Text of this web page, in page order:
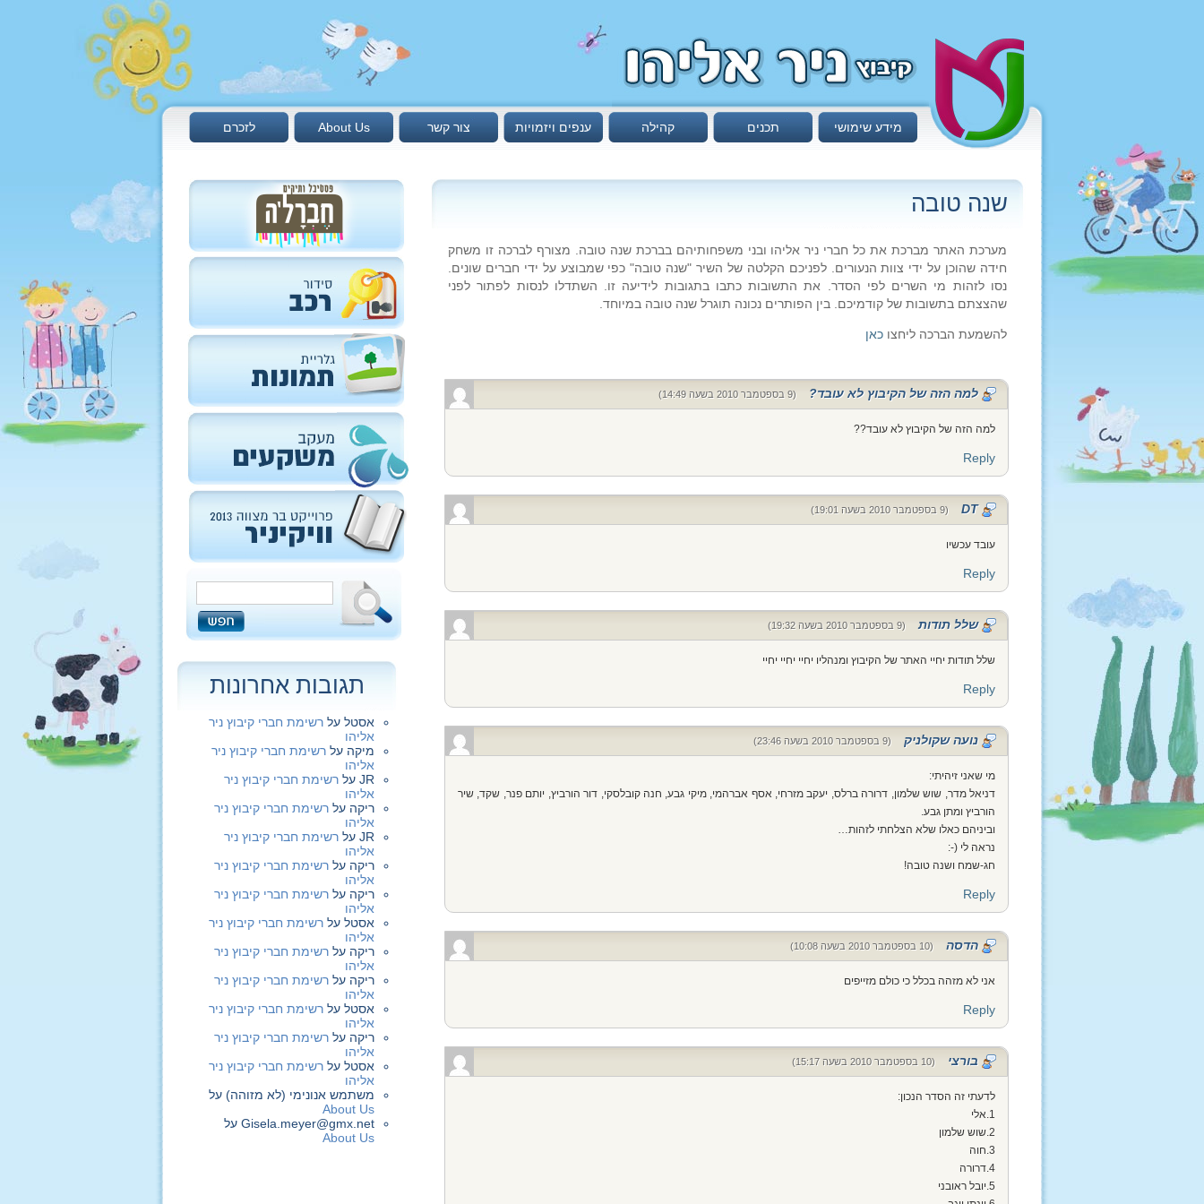
לזכרם About Us צור קשר ענפים ויזמויות קהילה תכנים מידע שימושי
שנה טובה
מערכת האתר מברכת את כל חברי ניר אליהו ובני משפחותיהם בברכת שנה טובה. מצורף לברכה זו משחק
חידה שהוכן על ידי צוות הנעורים. לפניכם הקלטה של השיר "שנה טובה" כפי שמבוצע על ידי חברים שונים.
נסו לזהות מי השרים לפי הסדר. את התשובות כתבו בתגובות לידיעה זו. השתדלו לנסות לפתור לפני
שהצצתם בתשובות של קודמיכם. בין הפותרים נכונה תוגרל שנה טובה במיוחד.
להשמעת הברכה ליחצו כאן
למה הזה של הקיבוץ לא עובד? (9 בספטמבר 2010 בשעה 14:49)
למה הזה של הקיבוץ לא עובד??
Reply
DT (9 בספטמבר 2010 בשעה 19:01)
עובד עכשיו
Reply
שלל תודות (9 בספטמבר 2010 בשעה 19:32)
שלל תודות יחיי האתר של הקיבוץ ומנהליו יחיי יחיי יחיי
Reply
נועה שקולניק (9 בספטמבר 2010 בשעה 23:46)
מי שאני זיהיתי:
דניאל מדר, שוש שלמון, דרורה ברלס, יעקב מזרחי, אסף אברהמי, מיקי גבע, חנה קובלסקי, דור הורביץ, יותם פנר, שקד, שיר
הורביץ ומתן גבע.
וביניהם כאלו שלא הצלחתי לזהות…
נראה לי (-:
חג-שמח ושנה טובה!
Reply
הדסה (10 בספטמבר 2010 בשעה 10:08)
אני לא מזהה בכלל כי כולם מזייפים
Reply
בורצי (10 בספטמבר 2010 בשעה 15:17)
לדעתי זה הסדר הנכון:
1.אלי
2.שוש שלמון
3.חוה
4.דרורה
5.יובל ראובני
תגובות אחרונות
אסטל על רשימת חברי קיבוץ ניר
אליהו
מיקה על רשימת חברי קיבוץ ניר
אליהו
JR על רשימת חברי קיבוץ ניר
אליהו
ריקה על רשימת חברי קיבוץ ניר
אליהו
JR על רשימת חברי קיבוץ ניר
אליהו
ריקה על רשימת חברי קיבוץ ניר
אליהו
ריקה על רשימת חברי קיבוץ ניר
אליהו
אסטל על רשימת חברי קיבוץ ניר
אליהו
ריקה על רשימת חברי קיבוץ ניר
אליהו
ריקה על רשימת חברי קיבוץ ניר
אליהו
אסטל על רשימת חברי קיבוץ ניר
אליהו
ריקה על רשימת חברי קיבוץ ניר
אליהו
אסטל על רשימת חברי קיבוץ ניר
אליהו
משתמש אנונימי (לא מזוהה) על
About Us
Gisela.meyer@gmx.net על
About Us